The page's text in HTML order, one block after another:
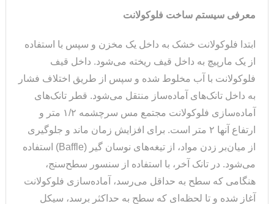
معرفی سیستم ساخت فلوکولانت
ابتدا فلوکولانت خشک به داخل یک مخزن و سپس با استفاده
از یک مارپیچ به داخل قیف ریخته می‌شود. داخل قیف
فلوکولانت با آب مخلوط شده و سپس از طریق اختلاف فشار
به داخل تانک‌های آماده‌ساز منتقل می‌شود. قطر تانک‌های
آماده‌سازی فلوکولانت مجتمع مس سرچشمه ۱/۲ متر و
ارتفاع آنها ۲ متر است. برای افزایش زمان ماند و جلوگیری
از میان‌بر زدن مواد، از تیغه‌های نوسان گیر (Baffle) استفاده
می‌شود. در تانک آخر، با استفاده از سنسور سطح‌سنج،
هنگامی که سطح به حداقل می‌رسد، آماده‌سازی فلوکولانت
آغاز شده و تا لحظه‌ای که سطح به حداکثر برسد، سیکل